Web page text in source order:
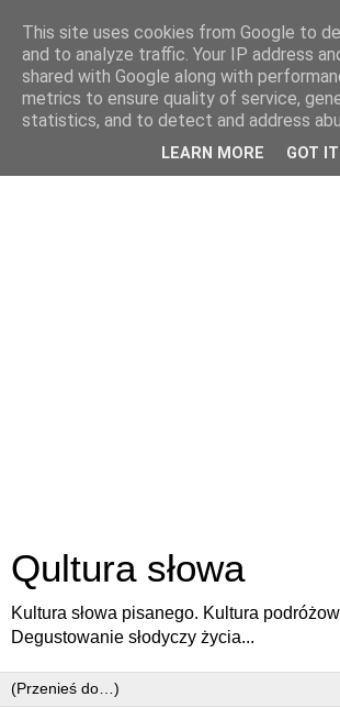
Qultura słowa
Kultura słowa pisanego. Kultura
Degustowanie słodyczy życia...
This site uses cookies from Google to
and to analyze traffic. Your IP address
shared with Google along with
metrics to ensure quality of service,
statistics, and to detect and address
LEARN MORE GOT IT